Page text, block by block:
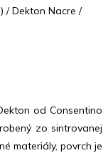
/ Dekton Nacre /
od Consentino
zo sintrovanej
materiály, povrch je